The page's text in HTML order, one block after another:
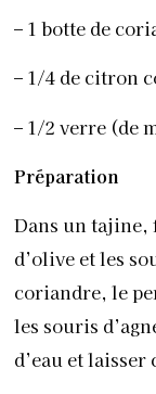
– 1 botte de
– 1/4 de citron
– 1/2 verre (de
Préparation
Dans un tajine,
d’olive et les
coriandre, le
les souris
d’eau et